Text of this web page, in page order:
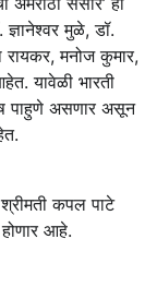
मुळे, डॉ.
रायकर, मनोज कुमार,
यावेळी भारती
पाहुणे असणार असून
कपल पाटे
आहे.